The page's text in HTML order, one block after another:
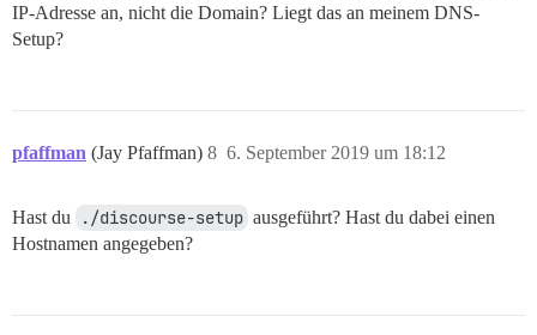
IP-Adresse an, nicht die Domain? Liegt das an meinem DNS-
Setup?
pfaffman (Jay Pfaffman) 6. September 2019 um 18:12
8
Hast du ./discourse-setup ausgeführt? Hast du dabei einen
Hostnamen angegeben?